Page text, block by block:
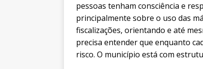
pessoas tenham consciência e
principalmente sobre o uso das
fiscalizações, orientando e até
precisa entender que enquanto
risco. O município está com